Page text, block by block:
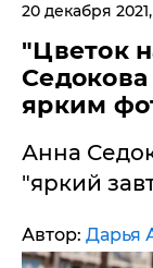
20 декабря 2021,
"Цветок
ярким
Анна
"яркий
Автор: Дарья